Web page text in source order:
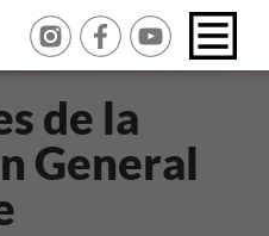
de la
General